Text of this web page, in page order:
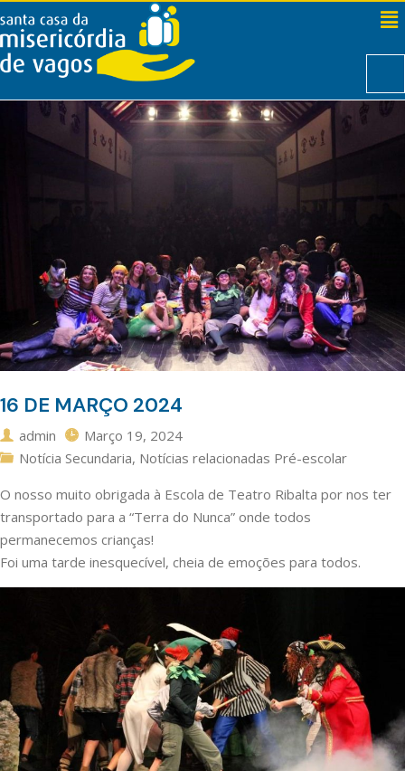
16 DE MARÇO 2024
admin
Março 19, 2024
Notícia Secundaria, Notícias relacionadas Pré-escolar
O nosso muito obrigada à Escola de Teatro Ribalta por nos ter
transportado para a “Terra do Nunca” onde todos
permanecemos crianças!
Foi uma tarde inesquecível, cheia de emoções para todos.